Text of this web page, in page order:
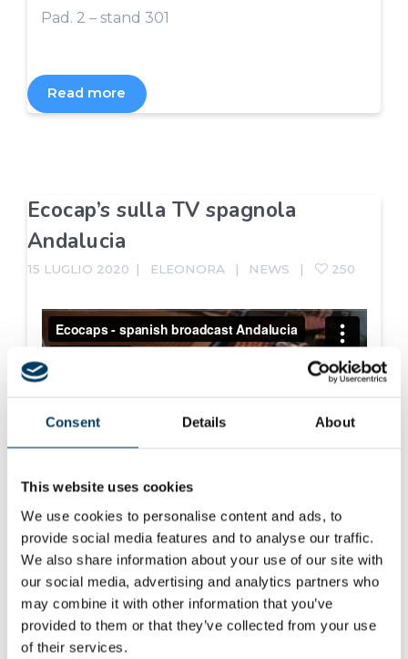
Consent Details About
This website uses cookies
We use cookies to personalise content and ads, to
provide social media features and to analyse our traffic.
We also share information about your use of our site with
our social media, advertising and analytics partners who
may combine it with other information that you’ve
provided to them or that they’ve collected from your use
of their services.
Pad. 2 – stand 301
Read more
Ecocap’s sulla TV spagnola
Andalucia
15 LUGLIO 2020 ELEONORA NEWS 250
Read more